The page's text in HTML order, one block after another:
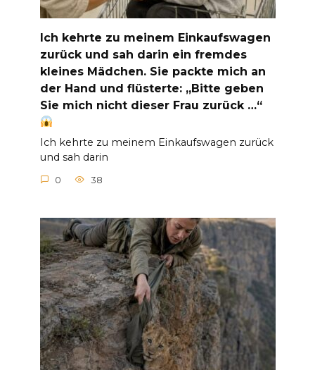
Ich kehrte zu meinem Einkaufswagen
zurück und sah darin ein fremdes
kleines Mädchen. Sie packte mich an
der Hand und flüsterte: „Bitte geben
Sie mich nicht dieser Frau zurück …“
Ich kehrte zu meinem Einkaufswagen zurück
und sah darin
0 38